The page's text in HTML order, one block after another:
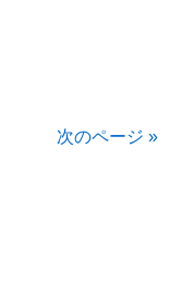
次のページ »